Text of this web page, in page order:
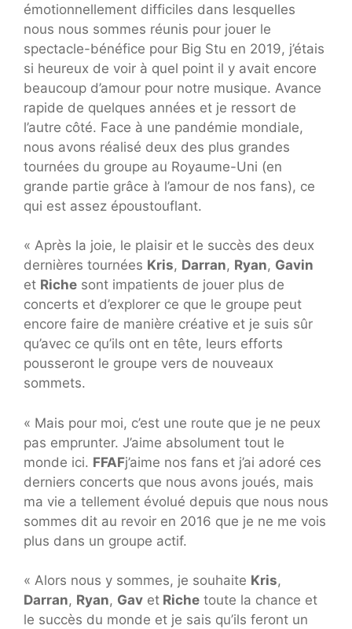
émotionnellement difficiles dans lesquelles
nous nous sommes réunis pour jouer le
spectacle-bénéfice pour Big Stu en 2019, j’étais
si heureux de voir à quel point il y avait encore
beaucoup d’amour pour notre musique. Avance
rapide de quelques années et je ressort de
l’autre côté. Face à une pandémie mondiale,
nous avons réalisé deux des plus grandes
tournées du groupe au Royaume-Uni (en
grande partie grâce à l’amour de nos fans), ce
qui est assez époustouflant.
« Après la joie, le plaisir et le succès des deux
dernières tournées Kris, Darran, Ryan, Gavin
et Riche sont impatients de jouer plus de
concerts et d’explorer ce que le groupe peut
encore faire de manière créative et je suis sûr
qu’avec ce qu’ils ont en tête, leurs efforts
pousseront le groupe vers de nouveaux
sommets.
« Mais pour moi, c’est une route que je ne peux
pas emprunter. J’aime absolument tout le
monde ici. FFAFj’aime nos fans et j’ai adoré ces
derniers concerts que nous avons joués, mais
ma vie a tellement évolué depuis que nous nous
sommes dit au revoir en 2016 que je ne me vois
plus dans un groupe actif.
« Alors nous y sommes, je souhaite Kris,
Darran, Ryan, Gav et Riche toute la chance et
le succès du monde et je sais qu’ils feront un